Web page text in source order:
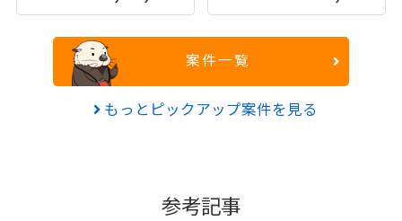
案件一覧
もっとピックアップ案件を見る
参考記事